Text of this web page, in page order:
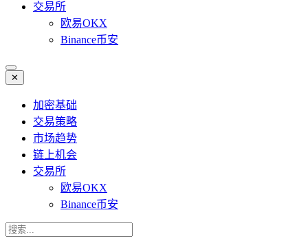
交易所
欧易OKX
Binance币安
✕
加密基础
交易策略
市场趋势
链上机会
交易所
欧易OKX
Binance币安